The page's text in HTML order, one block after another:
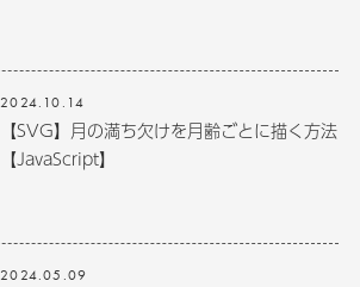
2024.10.14
【SVG】月の満ち欠けを月齢ごとに描く方法
【JavaScript】
2024.05.09